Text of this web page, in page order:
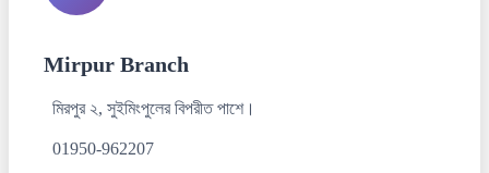
Mirpur Branch
মিরপুর ২, সুইমিংপুলের বিপরীত পাশে।
01950-962207